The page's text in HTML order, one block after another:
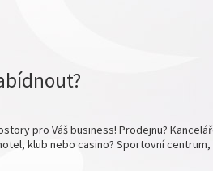
pro Váš business! Prodejnu?
klub nebo casino? Sportovní